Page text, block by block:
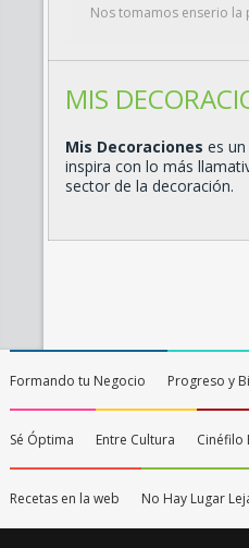
Nos tomamos enserio
MIS
Mis Decoraciones es
inspira con lo más
sector de la decoración.
Formando tu Negocio Progreso y
Sé Óptima Entre Cultura Cinéfilo
Recetas en la web No Hay Lugar